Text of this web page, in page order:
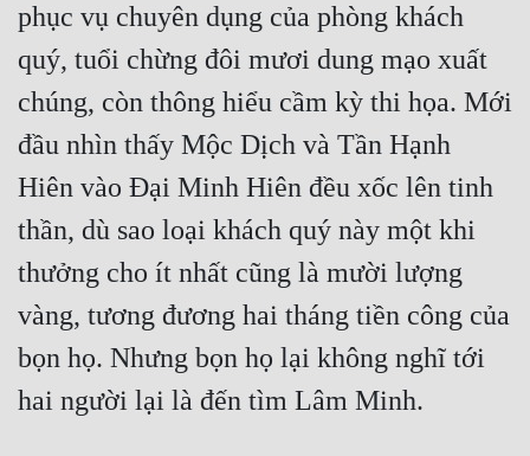
phục vụ chuyên dụng của phòng khách
quý, tuổi chừng đôi mươi dung mạo xuất
chúng, còn thông hiểu cầm kỳ thi họa. Mới
đầu nhìn thấy Mộc Dịch và Tần Hạnh
Hiên vào Đại Minh Hiên đều xốc lên tinh
thần, dù sao loại khách quý này một khi
thưởng cho ít nhất cũng là mười lượng
vàng, tương đương hai tháng tiền công của
bọn họ. Nhưng bọn họ lại không nghĩ tới
hai người lại là đến tìm Lâm Minh.